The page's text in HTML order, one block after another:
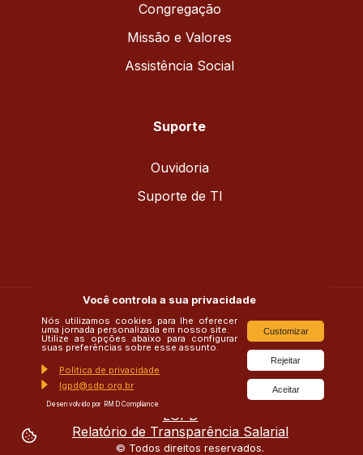
Congregação
Missão e Valores
Assistência Social
Suporte
Ouvidoria
Suporte de TI
insta/saojosetubarao
Sistema Acadêmico
LGPD
Relatório de Transparência Salarial
© Todos direitos reservados.
Você controla a sua privacidade
Nós utilizamos cookies para lhe oferecer
uma jornada personalizada em nosso site.
Utilize as opções abaixo para configurar
suas preferências sobre esse assunto.
Politica de privacidade
lgpd@sdp.org.br
Customizar
Rejeitar
Aceitar
Desenvolvido por RMD Compliance